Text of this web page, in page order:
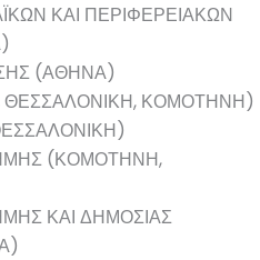
ΚΑΙ ΠΕΡΙΦΕΡΕΙΑΚΩΝ
(ΑΘΗΝΑ)
ΚΟΜΟΤΗΝΗ)
(ΚΟΜΟΤΗΝΗ,
ΚΑΙ ΔΗΜΟΣΙΑΣ